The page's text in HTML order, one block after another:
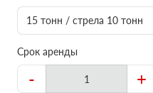
15 тонн / стрела 10 тонн
Срок аренды
- +